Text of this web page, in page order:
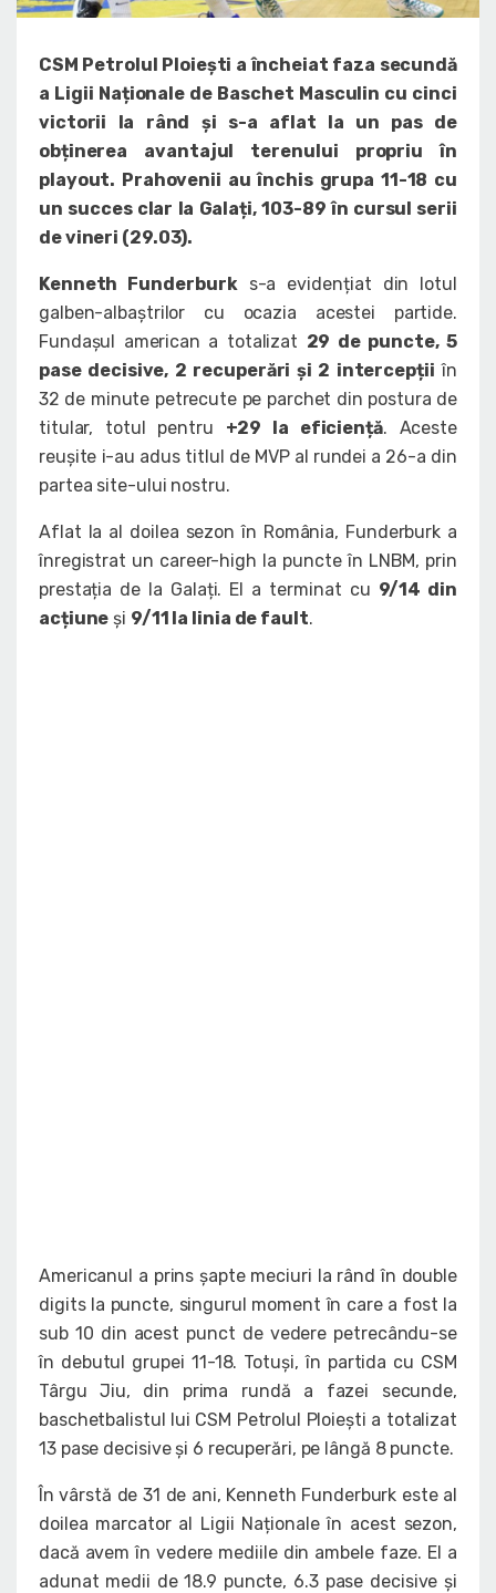
CSM Petrolul Ploiești a încheiat faza secundă
a Ligii Naționale de Baschet Masculin cu cinci
victorii la rând și s-a aflat la un pas de
obținerea avantajul terenului propriu în
playout. Prahovenii au închis grupa 11-18 cu
un succes clar la Galați, 103-89 în cursul serii
de vineri (29.03).
Kenneth Funderburks-a evidențiat din lotul
galben-albaștrilor cu ocazia acestei partide.
Fundașul american a totalizat 29 de puncte, 5
pase decisive, 2 recuperări și 2 intercepții în
32 de minute petrecute pe parchet din postura de
titular, totul pentru +29 la eficiență. Aceste
reușite i-au adus titlul de MVP al rundei a 26-a din
partea site-ului nostru.
Aflat la al doilea sezon în România, Funderburk a
înregistrat un career-high la puncte în LNBM, prin
prestația de la Galați. El a terminat cu 9/14 din
acțiune și 9/11 la linia de fault.
Americanul a prins șapte meciuri la rând în double
digits la puncte, singurul moment în care a fost la
sub 10 din acest punct de vedere petrecându-se
în debutul grupei 11-18. Totuși, în partida cu CSM
Târgu Jiu, din prima rundă a fazei secunde,
baschetbalistul lui CSM Petrolul Ploiești a totalizat
13 pase decisive și 6 recuperări, pe lângă 8 puncte.
În vârstă de 31 de ani, Kenneth Funderburk este al
doilea marcator al Ligii Naționale în acest sezon,
dacă avem în vedere mediile din ambele faze. El a
adunat medii de 18.9 puncte, 6.3 pase decisive și